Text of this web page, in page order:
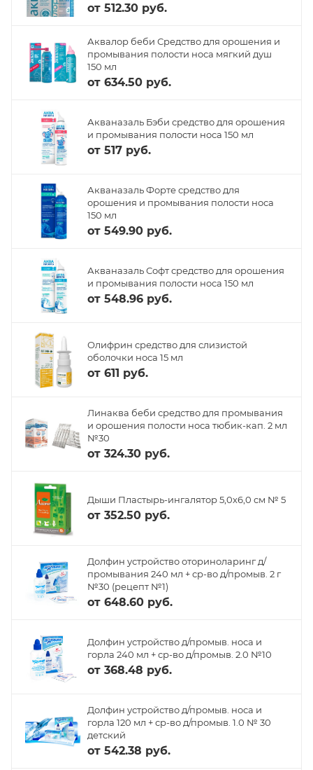
от 512.30 руб.
Аквалор беби Средство для орошения и
промывания полости носа мягкий душ
150 мл
от 634.50 руб.
Акваназаль Бэби средство для орошения
и промывания полости носа 150 мл
от 517 руб.
Акваназаль Форте средство для
орошения и промывания полости носа
150 мл
от 549.90 руб.
Акваназаль Софт средство для орошения
и промывания полости носа 150 мл
от 548.96 руб.
Олифрин средство для слизистой
оболочки носа 15 мл
от 611 руб.
Линаква беби средство для промывания
и орошения полости носа тюбик-кап. 2 мл
№30
от 324.30 руб.
Дыши Пластырь-ингалятор 5,0х6,0 см № 5
от 352.50 руб.
Долфин устройство оториноларинг д/
промывания 240 мл + ср-во д/промыв. 2 г
№30 (рецепт №1)
от 648.60 руб.
Долфин устройство д/промыв. носа и
горла 240 мл + ср-во д/промыв. 2.0 №10
от 368.48 руб.
Долфин устройство д/промыв. носа и
горла 120 мл + ср-во д/промыв. 1.0 № 30
детский
от 542.38 руб.